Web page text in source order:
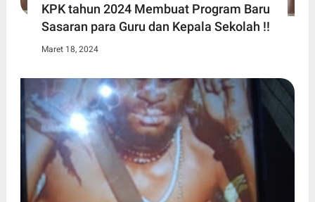
KPK tahun 2024 Membuat Program Baru
Sasaran para Guru dan Kepala Sekolah !!
Maret 18, 2024